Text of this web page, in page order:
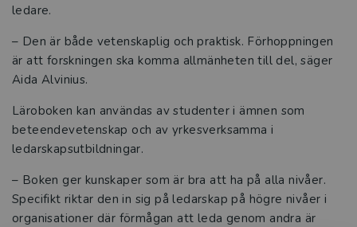
ledare.
– Den är både vetenskaplig och praktisk. Förhoppningen
är att forskningen ska komma allmänheten till del, säger
Aida Alvinius.
Läroboken kan användas av studenter i ämnen som
beteendevetenskap och av yrkesverksamma i
ledarskapsutbildningar.
– Boken ger kunskaper som är bra att ha på alla nivåer.
Specifikt riktar den in sig på ledarskap på högre nivåer i
organisationer där förmågan att leda genom andra är